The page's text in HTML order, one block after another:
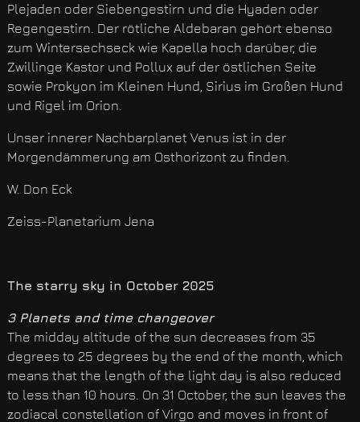
Plejaden oder Siebengestirn und die Hyaden oder
Regengestirn. Der rötliche Aldebaran gehört ebenso
zum Wintersechseck wie Kapella hoch darüber, die
Zwillinge Kastor und Pollux auf der östlichen Seite
sowie Prokyon im Kleinen Hund, Sirius im Großen Hund
und Rigel im Orion.
Unser innerer Nachbarplanet Venus ist in der
Morgendämmerung am Osthorizont zu finden.
W. Don Eck
Zeiss-Planetarium Jena
The starry sky in October 2025
3 Planets and time changeover
The midday altitude of the sun decreases from 35
degrees to 25 degrees by the end of the month, which
means that the length of the light day is also reduced
to less than 10 hours. On 31 October, the sun leaves the
zodiacal constellation of Virgo and moves in front of